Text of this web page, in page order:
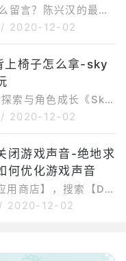
留言？陈兴汉的最新
》将于6月立即接受
光瑜”信息蜡烛。留下
/ 2020-12-02
上椅子怎么拿-sky
索与角色成长《Sky
给玩家的动力主要在
解锁动作带来的能力
/ 2020-12-02
闭游戏声音-绝地求
何优化游戏声音
用商店】，搜索【Dol
并下载。2、在【控
/ 2020-12-02